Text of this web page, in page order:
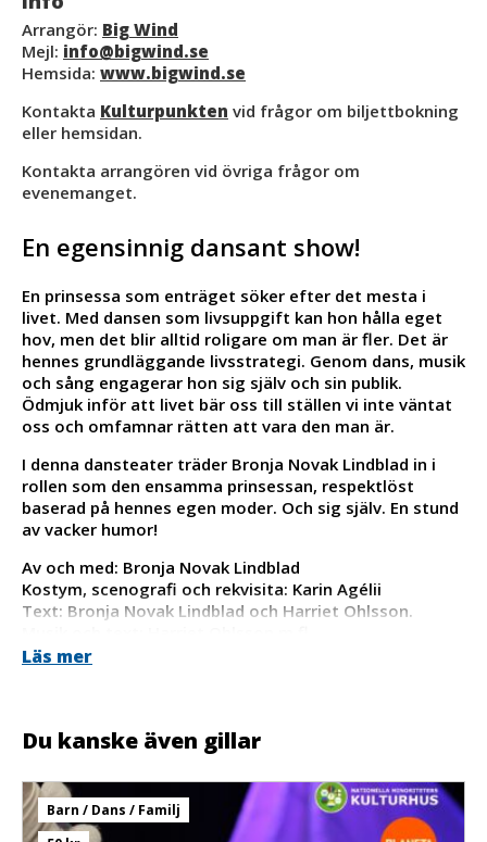
Arrangör: Big Wind
Mejl: info@bigwind.se
Hemsida: www.bigwind.se
Kontakta Kulturpunkten vid frågor om biljettbokning
eller hemsidan.
Kontakta arrangören vid övriga frågor om
evenemanget.
En egensinnig dansant show!
En prinsessa som enträget söker efter det mesta i
livet. Med dansen som livsuppgift kan hon hålla eget
hov, men det blir alltid roligare om man är fler. Det är
hennes grundläggande livsstrategi. Genom dans, musik
och sång engagerar hon sig själv och sin publik.
Ödmjuk inför att livet bär oss till ställen vi inte väntat
oss och omfamnar rätten att vara den man är.
I denna dansteater träder Bronja Novak Lindblad in i
rollen som den ensamma prinsessan, respektlöst
baserad på hennes egen moder. Och sig själv. En stund
av vacker humor!
Av och med: Bronja Novak Lindblad
Kostym, scenografi och rekvisita: Karin Agélii
Text: Bronja Novak Lindblad och Harriet Ohlsson.
Foto: Lina Ikse
Läs mer
Du kanske även gillar
Barn / Dans / Familj